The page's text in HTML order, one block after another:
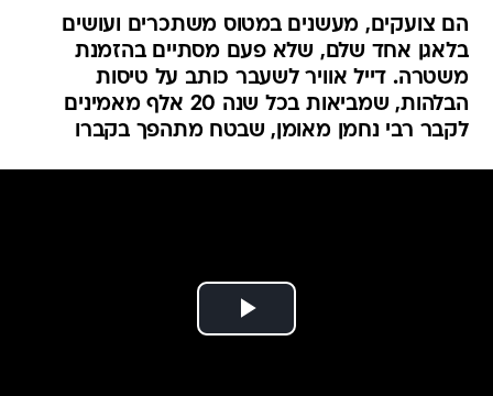
הם צועקים, מעשנים במטוס משתכרים ועושים
בלאגן אחד שלם, שלא פעם מסתיים בהזמנת
משטרה. דייל אוויר לשעבר כותב על טיסות
הבלהות, שמביאות בכל שנה 20 אלף מאמינים
לקבר רבי נחמן מאומן, שבטח מתהפך בקברו